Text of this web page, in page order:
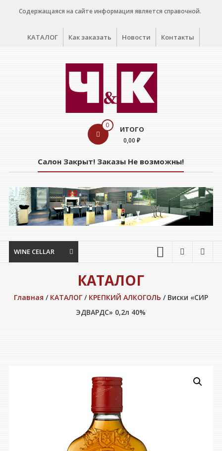
Содержащаяся на сайте информация является справочной.
КАТАЛОГ Как заказать Новости Контакты
дегустации
0 ИТОГО
0,00 ₽
Салон Закрыт! Заказы Не возможны!
WINE CELLAR
КАТАЛОГ
Главная / КАТАЛОГ/ КРЕПКИЙ АЛКОГОЛЬ / Виски «СИР
ЭДВАРДС» 0,2л 40%